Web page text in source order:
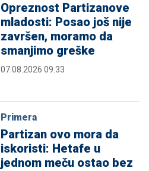
Opreznost Partizanove
mladosti: Posao još nije
završen, moramo da
smanjimo greške
07.08.2026 09:33
Primera
Partizan ovo mora da
iskoristi: Hetafe u
jednom meču ostao bez